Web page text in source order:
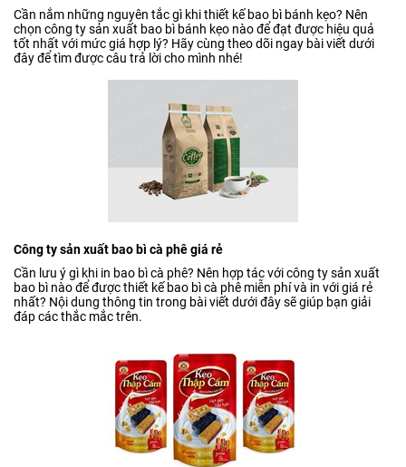
Cần nắm những nguyên tắc gì khi thiết kế bao bì bánh kẹo? Nên
chọn công ty sản xuất bao bì bánh kẹo nào để đạt được hiệu quả
tốt nhất với mức giá hợp lý? Hãy cùng theo dõi ngay bài viết dưới
đây để tìm được câu trả lời cho mình nhé!
Công ty sản xuất bao bì cà phê giá rẻ
Cần lưu ý gì khi in bao bì cà phê? Nên hợp tác với công ty sản xuất
bao bì nào để được thiết kế bao bì cà phê miễn phí và in với giá rẻ
nhất? Nội dung thông tin trong bài viết dưới đây sẽ giúp bạn giải
đáp các thắc mắc trên.